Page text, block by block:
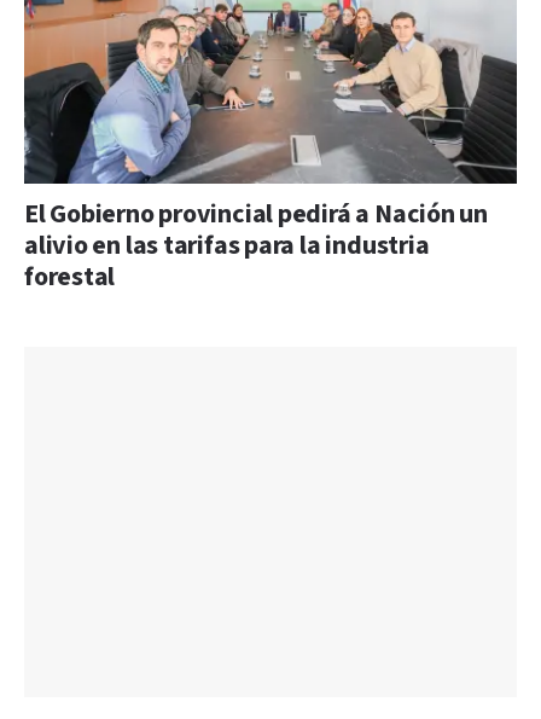
El Gobierno provincial pedirá a Nación un
alivio en las tarifas para la industria
forestal